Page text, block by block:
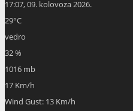
17:07,09. kolovoza 2026.
29°C
vedro
32 %
1016 mb
17 Km/h
Wind Gust: 13 Km/h